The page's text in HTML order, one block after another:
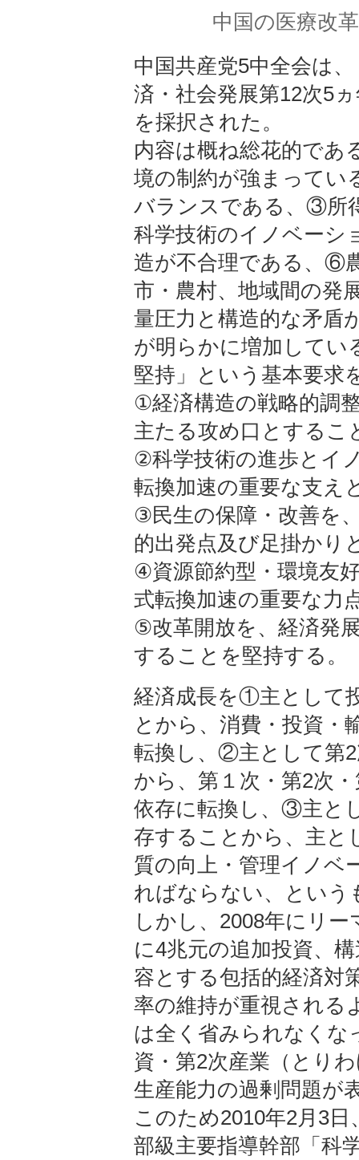
中国の医療改
中国共産党5中全会は
済・社会発展第12次5
を採択された。
内容は概ね総花的であ
境の制約が強まって
バランスである、③所
科学技術のイノベーシ
造が不合理である、⑥
市・農村、地域間の発
量圧力と構造的な矛盾
が明らかに増加してい
堅持」という基本要求
①経済構造の戦略的調
主たる攻め口とするこ
②科学技術の進歩とイ
転換加速の重要な支え
③民生の保障・改善を
的出発点及び足掛かり
④資源節約型・環境友
式転換加速の重要な力
⑤改革開放を、経済発
することを堅持する。
経済成長を①主として
とから、消費・投資・
転換し、②主として第
から、第１次・第2次
依存に転換し、③主と
存することから、主と
質の向上・管理イノベ
ればならない、という
しかし、2008年にリ
に4兆元の追加投資、
容とする包括的経済対
率の維持が重視される
は全く省みられなくな
資・第2次産業（とり
生産能力の過剰問題が
このため2010年2月3
部級主要指導幹部「科